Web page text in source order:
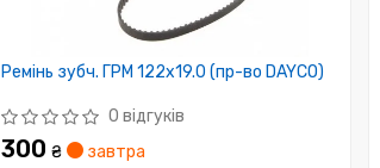
Ремінь зубч. ГРМ 122x19.0 (пр-во DAYCO)
0 відгуків
300 ₴
завтра